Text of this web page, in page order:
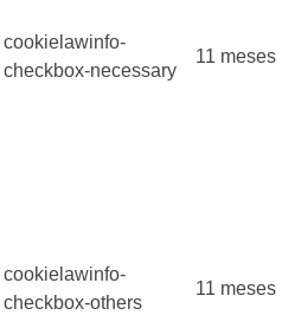
cookielawinfo-
checkbox-necessary
11 meses
cookielawinfo-
checkbox-others
11 meses